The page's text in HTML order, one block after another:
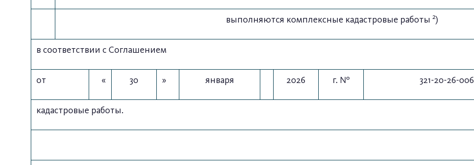
выполняются комплексные кадастровые работы 2)
в соответствии с Соглашением
от « 30 » января 2026 г. № 321-20-26-006
кадастровые работы.